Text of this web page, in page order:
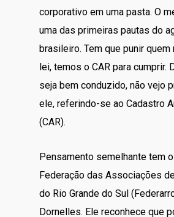
corporativo em uma pasta. O
uma das primeiras pautas do
brasileiro. Tem que punir quem
lei, temos o CAR para cumprir.
seja bem conduzido, não vejo
ele, referindo-se ao Cadastro
(CAR).
Pensamento semelhante tem
Federação das Associações
do Rio Grande do Sul
Dornelles. Ele reconhece que